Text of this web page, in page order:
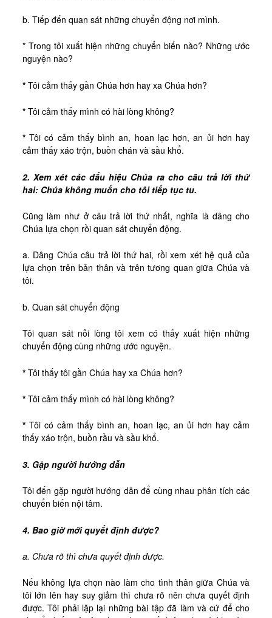
b. Tiếp đến quan sát những chuyển động nơi mình.
* Trong tôi xuất hiện những chuyển biến nào? Những ước
nguyện nào?
*Tôi cảm thấy gần Chúa hơn hay xa Chúa hơn?
*Tôi cảm thấy mình có hài lòng không?
*Tôi có cảm thấy bình an, hoan lạc hơn, an ủi hơn hay
cảm thấy xáo trộn, buồn chán và sầu khổ.
2. Xem xét các dấu hiệu Chúa ra cho câu trả lời thứ
hai: Chúa không muốn cho tôi tiếp tục tu.
Cũng làm như ở câu trả lời thứ nhất, nghĩa là dâng cho
Chúa lựa chọn rồi quan sát chuyển động.
a. Dâng Chúa câu trả lời thứ hai, rồi xem xét hệ quả của
lựa chọn trên bản thân và trên tương quan giữa Chúa và
tôi.
b. Quan sát chuyển động
Tôi quan sát nỗi lòng tôi xem có thấy xuất hiện những
chuyển động cùng những ước nguyện.
*Tôi thấy tôi gần Chúa hay xa Chúa hơn?
*Tôi cảm thấy mình có hài lòng không?
*Tôi có cảm thấy bình an, hoan lạc, an ủi hơn hay cảm
thấy xáo trộn, buồn rầu và sầu khổ.
3. Gặp người hướng dẫn
Tôi đến gặp người hướng dẫn để cùng nhau phân tích các
chuyển biến nội tâm.
4. Bao giờ mới quyết định được?
a. Chưa rõ thì chưa quyết định được.
Nếu không lựa chọn nào làm cho tình thân giữa Chúa và
tôi lớn lên hay suy giảm thì chưa rõ nên chưa quyết định
được. Tôi phải lặp lại những bài tập đã làm và cứ để cho